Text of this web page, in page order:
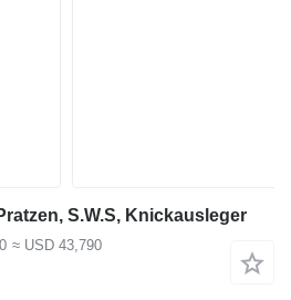
S.W.S, Knickausleger
≈ USD 43,790